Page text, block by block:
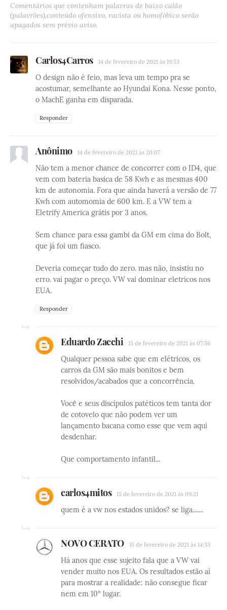
Comentários que contenham palavras de baixo calão
(palavrões),conteúdo ofensivo, racista ou homofóbico serão
apagados sem prévio aviso.
Carlos4Carros 14 de fevereiro de 2021 às 19:53
O design não é feio, mas leva um tempo pra se
acostumar, semelhante ao Hyundai Kona. Nesse ponto,
o MachE ganha em disparada.
Responder
Anônimo 14 de fevereiro de 2021 às 20:07
Não tem a menor chance de concorrer com o ID4, que
vem com bateria basica de 58 Kwh e as mesmas 400
km de autonomia. Fora que ainda haverá a versão de 77
Kwh com automomia de 600 km. E a VW tem a
Eletrify America grátis por 3 anos.
Sem chance para essa gambi da GM em cima do Bolt,
que já foi um fiasco.
Deveria começar tudo do zero. mas não, insistiu no
erro. vai pagar o preço. VW vai dominar eletricos nos
EUA.
Responder
Eduardo Zacchi 15 de fevereiro de 2021 às 07:56
Qualquer pessoa sabe que em elétricos, os
carros da GM são mais bonitos e bem
resolvidos/acabados que a concorrência.
Você e seus discípulos patéticos tem tanta dor
de cotovelo que não podem ver um
lançamento bacana como esse que vem aqui
desdenhar.
Que comportamento infantil...
carlos4mitos 15 de fevereiro de 2021 às 09:21
quem é a vw nos estados unidos? se liga.......
NOVO CERATO 15 de fevereiro de 2021 às 14:33
Há anos que esse sujeito fala que a VW vai
vender muito nos EUA. Os resultados estão aí
para mostrar a realidade: não consegue ficar
nem em 10º lugar.